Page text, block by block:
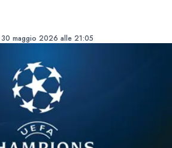
30 maggio 2026 alle 21:05